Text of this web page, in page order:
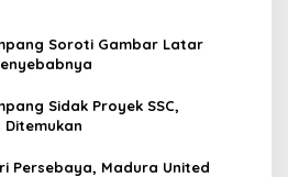
Soroti Gambar Latar
Sidak Proyek SSC,
Ditemukan
Persebaya, Madura United